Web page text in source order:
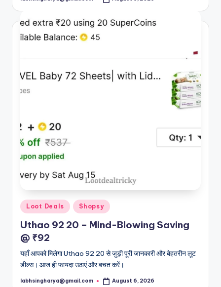
Posted
in
Loot Deals Shopsy
Uthao 92 20 – Mind-Blowing Saving
@ ₹92
यहाँ आपको मिलेगा Uthao 92 20 से जुड़ी पूरी जानकारी और बेहतरीन लूट
डील्स। आज ही फायदा उठाएं और बचत करें।
Posted
labhsingharya@gmail.com August 6, 2026